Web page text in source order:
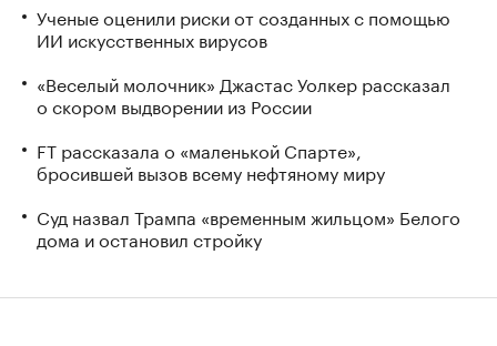
Ученые оценили риски от созданных с помощью
ИИ искусственных вирусов
«Веселый молочник» Джастас Уолкер рассказал
о скором выдворении из России
FT рассказала о «маленькой Спарте»,
бросившей вызов всему нефтяному миру
Суд назвал Трампа «временным жильцом» Белого
дома и остановил стройку